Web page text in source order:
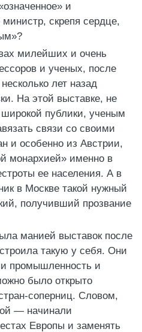
и
скрепя сердце,
милейших и очень
и ученых, после
лет назад
На этой выставке, не
публики, ученым
связи со своими
и особенно из Австрии,
монархией» именно в
ее населения. А в
в Москве такой нужный
получивший прозвание
манией выставок после
такую у себя. Они
промышленность и
было открыто
соперниц. Словом,
— начинали
Европы и заменять